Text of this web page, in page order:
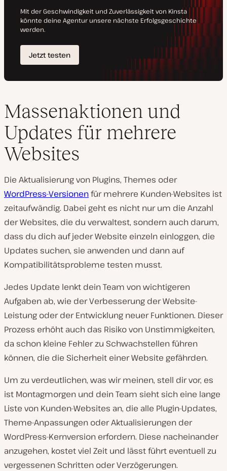
Massenaktionen und
Updates für mehrere
Websites
Die Aktualisierung von Plugins, Themes oder
WordPress-Versionenfür mehrere Kunden-Websites ist
zeitaufwändig. Dabei geht es nicht nur um die Anzahl
der Websites, die du verwaltest, sondern auch darum,
dass du dich auf jeder Website einzeln einloggen, die
Updates suchen, sie anwenden und dann auf
Kompatibilitätsprobleme testen musst.
Jedes Update lenkt dein Team von wichtigeren
Aufgaben ab, wie der Verbesserung der Website-
Leistung oder der Entwicklung neuer Funktionen. Dieser
Prozess erhöht auch das Risiko von Unstimmigkeiten,
da schon kleine Fehler zu Schwachstellen führen
können, die die Sicherheit einer Website gefährden.
Um zu verdeutlichen, was wir meinen, stell dir vor, es
ist Montagmorgen und dein Team sieht sich eine lange
Liste von Kunden-Websites an, die alle Plugin-Updates,
Theme-Anpassungen oder Aktualisierungen der
WordPress-Kernversion erfordern. Diese nacheinander
anzugehen, kostet viel Zeit und lässt führt eventuell zu
vergessenen Schritten oder Verzögerungen.